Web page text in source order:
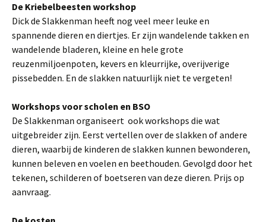
De Kriebelbeesten workshop
Dick de Slakkenman heeft nog veel meer leuke en
spannende dieren en diertjes. Er zijn wandelende takken en
wandelende bladeren, kleine en hele grote
reuzenmiljoenpoten, kevers en kleurrijke, overijverige
pissebedden. En de slakken natuurlijk niet te vergeten!
Workshops voor scholen en BSO
De Slakkenman organiseert ook workshops die wat
uitgebreider zijn. Eerst vertellen over de slakken of andere
dieren, waarbij de kinderen de slakken kunnen bewonderen,
kunnen beleven en voelen en beethouden. Gevolgd door het
tekenen, schilderen of boetseren van deze dieren. Prijs op
aanvraag.